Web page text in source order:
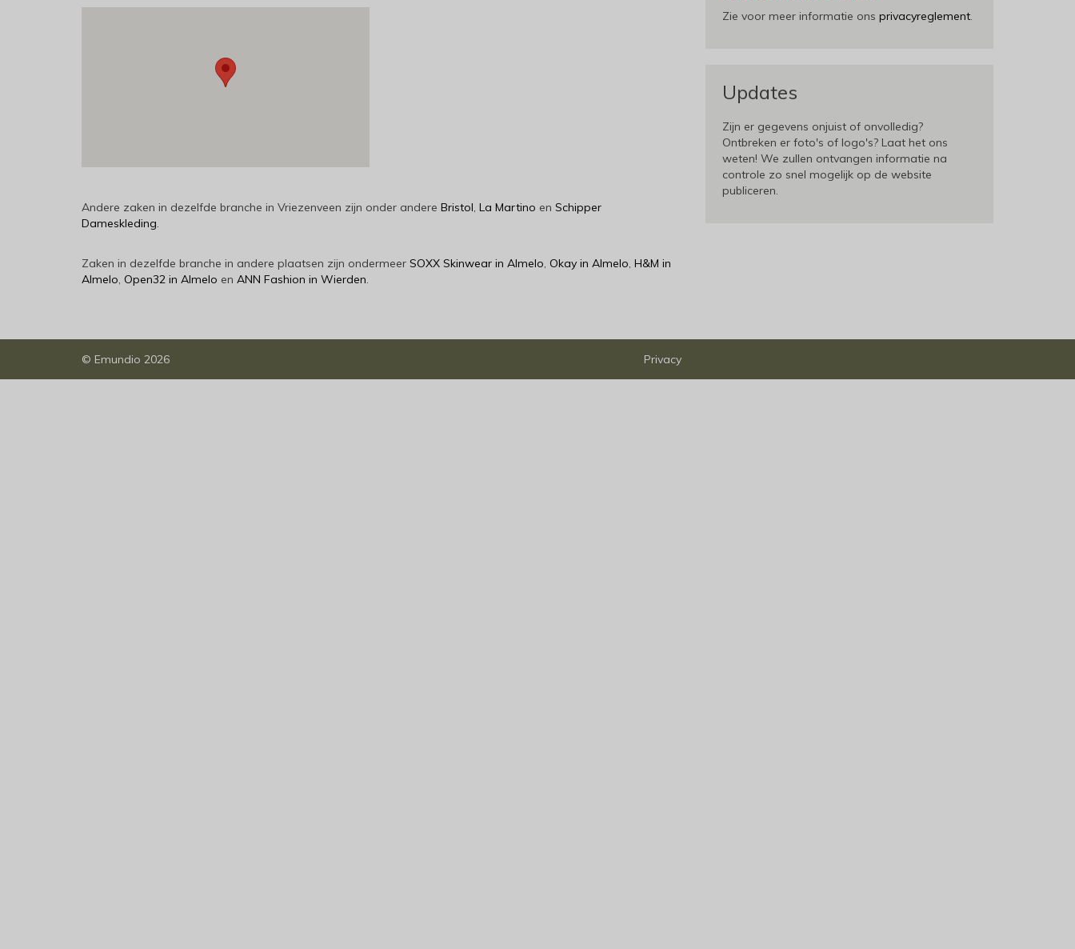
Andere zaken in dezelfde branche in Vriezenveen zijn onder andere Bristol, La Martino en Schipper
Dameskleding.
Zaken in dezelfde branche in andere plaatsen zijn ondermeer SOXX Skinwear in Almelo, Okay in Almelo, H&M in
Almelo, Open32 in Almelo en ANN Fashion in Wierden.
Zie voor meer informatie ons privacyreglement.
Updates
Zijn er gegevens onjuist of onvolledig?
Ontbreken er foto's of logo's? Laat het ons
weten! We zullen ontvangen informatie na
controle zo snel mogelijk op de website
publiceren.
© Emundio 2026 Privacy